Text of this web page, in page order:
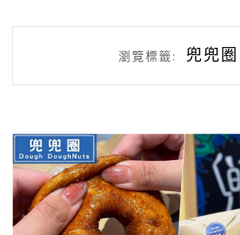
瀏覽標籤: 兜兜圈